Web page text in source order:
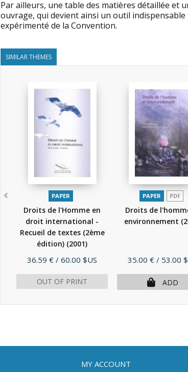
Par ailleurs, une table des matières détaillée et
ouvrage, qui devient ainsi un outil
expérimenté de la Convention.
SIMILAR THEMES
PAPER
Droits de l'Homme en
droit international -
Recueil de textes (2ème
édition) (2001)
Price
36.59 € / 60.00 $US
OUT OF PRINT
PAPER PDF
Droits de
environnement
Price
35.00 € / 53.00
ADD
MY ACCOUNT